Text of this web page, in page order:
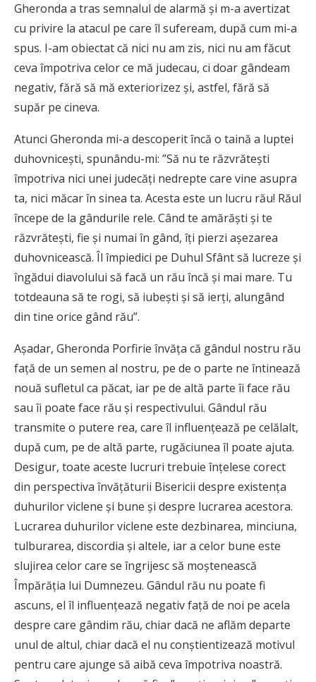
Gheronda a tras semnalul de alarmă și m-a avertizat
cu privire la atacul pe care îl sufeream, după cum mi-a
spus. I-am obiectat că nici nu am zis, nici nu am făcut
ceva împotriva celor ce mă judecau, ci doar gândeam
negativ, fără să mă exteriorizez și, astfel, fără să
supăr pe cineva.
Atunci Gheronda mi-a descoperit încă o taină a luptei
duhovnicești, spunându-mi: ”Să nu te răzvrătești
împotriva nici unei judecăți nedrepte care vine asupra
ta, nici măcar în sinea ta. Acesta este un lucru rău! Răul
începe de la gândurile rele. Când te amărăști și te
răzvrătești, fie și numai în gând, îți pierzi așezarea
duhovnicească. Îl împiedici pe Duhul Sfânt să lucreze și
îngădui diavolului să facă un rău încă și mai mare. Tu
totdeauna să te rogi, să iubești și să ierți, alungând
din tine orice gând rău”.
Așadar, Gheronda Porfirie învăța că gândul nostru rău
față de un semen al nostru, pe de o parte ne întinează
nouă sufletul ca păcat, iar pe de altă parte îi face rău
sau îi poate face rău și respectivului. Gândul rău
transmite o putere rea, care îl influențează pe celălalt,
după cum, pe de altă parte, rugăciunea îl poate ajuta.
Desigur, toate aceste lucruri trebuie înțelese corect
din perspectiva învățăturii Bisericii despre existența
duhurilor viclene și bune și despre lucrarea acestora.
Lucrarea duhurilor viclene este dezbinarea, minciuna,
tulburarea, discordia și altele, iar a celor bune este
slujirea celor care se îngrijesc să moștenească
Împărăția lui Dumnezeu. Gândul rău nu poate fi
ascuns, el îl influențează negativ față de noi pe acela
despre care gândim rău, chiar dacă ne aflăm departe
unul de altul, chiar dacă el nu conștientizează motivul
pentru care ajunge să aibă ceva împotriva noastră.